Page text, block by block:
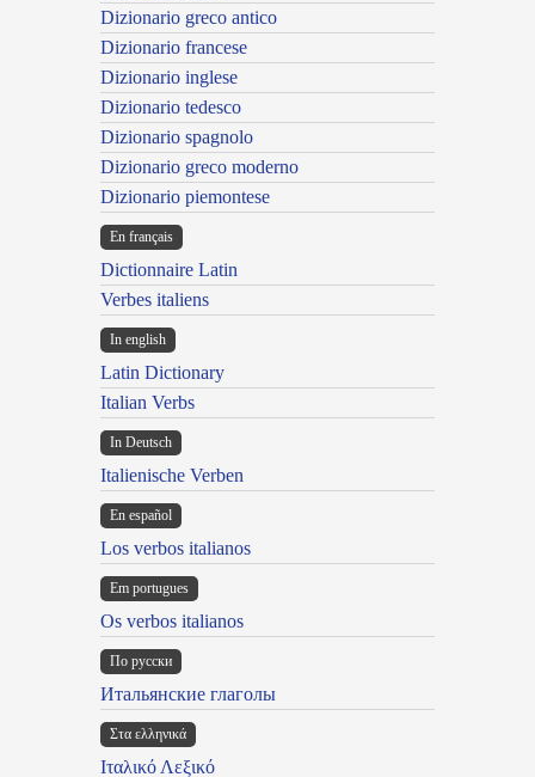
Dizionario greco antico
Dizionario francese
Dizionario inglese
Dizionario tedesco
Dizionario spagnolo
Dizionario greco moderno
Dizionario piemontese
En français
Dictionnaire Latin
Verbes italiens
In english
Latin Dictionary
Italian Verbs
In Deutsch
Italienische Verben
En español
Los verbos italianos
Em portugues
Os verbos italianos
По русски
Итальянские глаголы
Στα ελληνικά
Ιταλικό Λεξικό